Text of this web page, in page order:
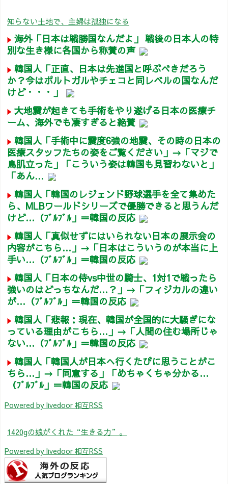
知らない土地で、主婦は孤独になる
海外「日本は戦勝国なんだよ」 戦後の日本人の特
別な生き様に各国から称賛の声
韓国人「正直、日本は先進国と呼ぶべきだろう
か？今はポルトガルやチェコと同レベルの国なんだ
けど・・・」
大地震が起きても手術をやり遂げる日本の医療チ
ーム、海外でも凄すぎると絶賛
韓国人「手術中に震度6強の地震、その時の日本の
医療スタッフたちの姿をご覧ください」→「マジで
鳥肌立った」「こういう姿は韓国も見習わないと」
「あん...
韓国人「韓国のレジェンド野球選手を全て集めた
ら、MLBワールドシリーズで優勝できると思うんだ
けど…（ﾌﾞﾙﾌﾞﾙ」＝韓国の反応
韓国人「真似せずにはいられない日本の展示会の
内容がこちら…」→「日本はこういうのが本当に上
手い…（ﾌﾞﾙﾌﾞﾙ」＝韓国の反応
韓国人「日本の侍vs中世の騎士、1対1で戦ったら
強いのはどっちなんだ…？」→「フィジカルの違い
が…（ﾌﾞﾙﾌﾞﾙ」＝韓国の反応
韓国人「悲報：現在、韓国が全国的に大騒ぎにな
っている理由がこちら…」→「人間の住む場所じゃ
ない…（ﾌﾞﾙﾌﾞﾙ」＝韓国の反応
韓国人「韓国人が日本へ行くたびに思うことがこ
ちら…」→「同意する」「めちゃくちゃ分かる…
（ﾌﾞﾙﾌﾞﾙ」＝韓国の反応
Powered by livedoor 相互RSS
1420gの娘がくれた“生きる力”。
Powered by livedoor 相互RSS